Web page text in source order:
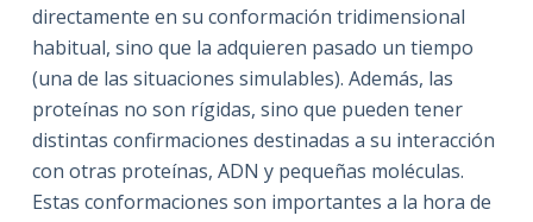
directamente en su conformación tridimensional
habitual, sino que la adquieren pasado un tiempo
(una de las situaciones simulables). Además, las
proteínas no son rígidas, sino que pueden tener
distintas confirmaciones destinadas a su interacción
con otras proteínas, ADN y pequeñas moléculas.
Estas conformaciones son importantes a la hora de